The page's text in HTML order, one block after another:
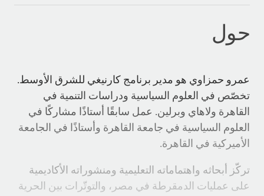
حول
عمرو حمزاوي هو مدير برنامج كارنيغي للشرق الأوسط.
تخصّص في العلوم السياسية ودراسات التنمية في
القاهرة ولاهاي وبرلين. عمل سابقًا أستاذًا مشاركًا في
العلوم السياسية في جامعة القاهرة وأستاذًا في الجامعة
الأميركية في القاهرة.
تركّز أبحاثه واهتماماته التعليمية ومنشوراته الأكاديمية
على عمليات الدمقرطة في مصر، والتوتّرات بين الحرية